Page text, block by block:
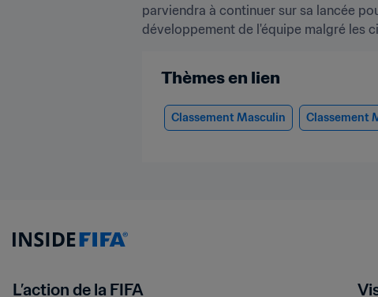
parviendra à continuer sur sa lancée
développement de l'équipe malgré les
Thèmes en lien
Classement Masculin Classement
L’action de la FIFA